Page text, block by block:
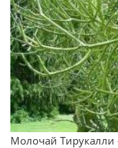
Молочай Тирукалли